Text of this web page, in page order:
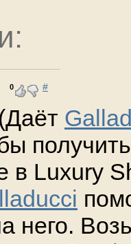
0 #
(Даёт
в Luxury
него.